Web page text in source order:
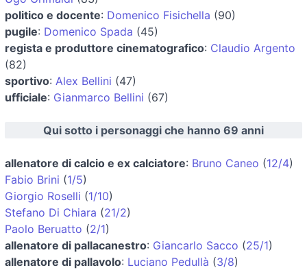
politico e docente: Domenico Fisichella (90)
pugile: Domenico Spada (45)
regista e produttore cinematografico: Claudio Argento
(82)
sportivo: Alex Bellini (47)
ufficiale: Gianmarco Bellini (67)
Qui sotto i personaggi che hanno 69 anni
allenatore di calcio e ex calciatore: Bruno Caneo (12/4)
Fabio Brini (1/5)
Giorgio Roselli (1/10)
Stefano Di Chiara (21/2)
Paolo Beruatto (2/1)
allenatore di pallacanestro: Giancarlo Sacco (25/1)
allenatore di pallavolo: Luciano Pedullà (3/8)